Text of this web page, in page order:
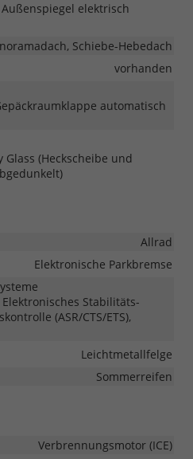
elektrisch
Schiebe-Hebedach
vorhanden
automatisch
Glass (Heckscheibe und
Allrad
Elektronische Parkbremse
Stabilitäts-
(ASR/CTS/ETS),
Leichtmetallfelge
Sommerreifen
Verbrennungsmotor (ICE)